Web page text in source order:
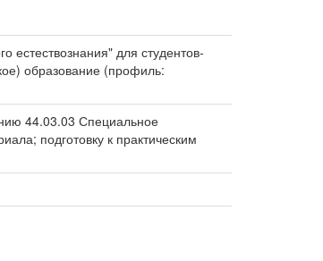
для студентов-
образование (профиль:
44.03.03 Специальное
подготовку к практическим